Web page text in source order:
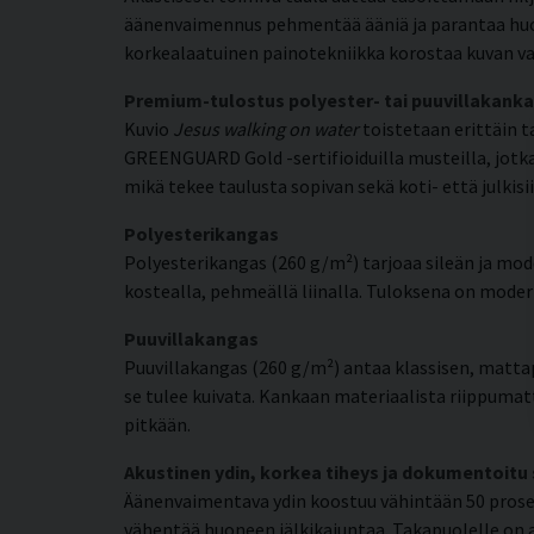
äänenvaimennus pehmentää ääniä ja parantaa
korkealaatuinen painotekniikka korostaa kuvan
Premium-tulostus polyester- tai
Kuvio Jesus walking on watertoistetaan erittäin
GREENGUARD Gold -sertifioiduilla musteilla,
mikä tekee taulusta sopivan sekä koti- että
Polyesterikangas
Polyesterikangas (260 g/m²) tarjoaa sileän ja
kostealla, pehmeällä liinalla. Tuloksena on
Puuvillakangas
Puuvillakangas (260 g/m²) antaa klassisen,
se tulee kuivata. Kankaan materiaalista
pitkään.
Akustinen ydin, korkea tiheys ja
Äänenvaimentava ydin koostuu vähintään 50
vähentää huoneen jälkikaiuntaa. Takapuolelle on